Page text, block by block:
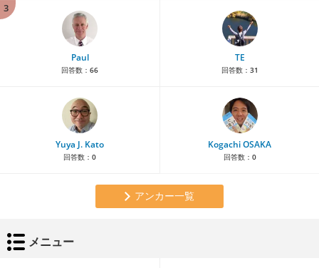
3
Paul
回答数： 66
TE
回答数： 31
Yuya J. Kato
回答数： 0
Kogachi OSAKA
回答数： 0
アンカー一覧
メニュー